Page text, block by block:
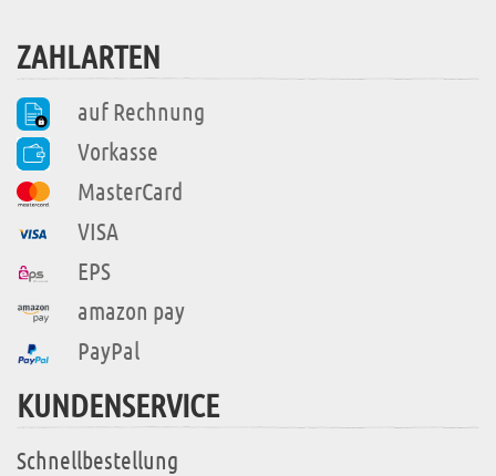
ZAHLARTEN
auf Rechnung
Vorkasse
MasterCard
VISA
EPS
amazon pay
PayPal
KUNDENSERVICE
Schnellbestellung